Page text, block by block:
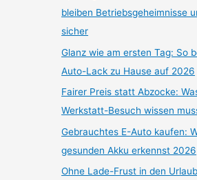
bleiben Betriebsgeheimnisse
sicher
Glanz wie am ersten Tag: So
Auto-Lack zu Hause auf 2026
Fairer Preis statt Abzocke:
Werkstatt-Besuch wissen
Gebrauchtes E-Auto kaufen:
gesunden Akku erkennst 2026
Ohne Lade-Frust in den